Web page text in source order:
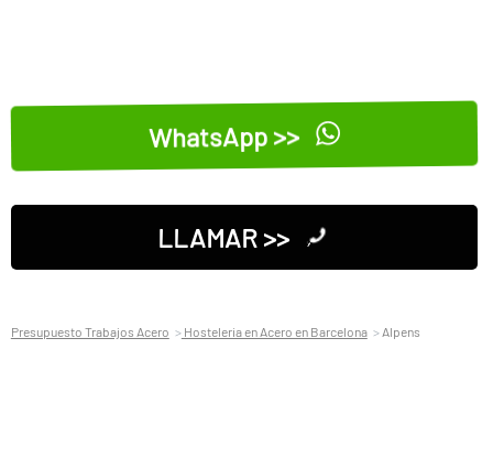
WhatsApp >>
LLAMAR >>
Presupuesto Trabajos Acero Hosteleria en Acero en Barcelona Alpens